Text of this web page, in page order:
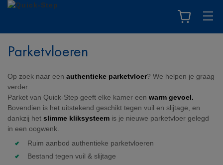
Parketvloeren
Op zoek naar een authentieke parketvloer? We helpen je graag
verder.
Parket van Quick-Step geeft elke kamer een warm gevoel.
Bovendien is het uitstekend geschikt tegen vuil en slijtage, en
dankzij het slimme kliksysteem is je nieuwe parketvloer gelegd
in een oogwenk.
Ruim aanbod authentieke parketvloeren
Bestand tegen vuil & slijtage